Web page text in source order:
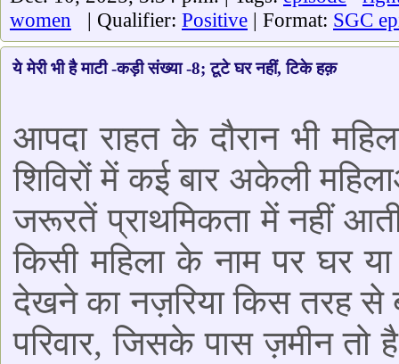
women | Qualifier: Positive | Format: SGC
ये मेरी भी है माटी -कड़ी संख्या -8; टूटे घर नहीं, टिके हक़
आपदा राहत के दौरान भी
शिविरों में कई बार अकेली
जरूरतें प्राथमिकता में नहीं
किसी महिला के नाम पर घर
देखने का नज़रिया किस तरह
परिवार, जिसके पास ज़मीन तो